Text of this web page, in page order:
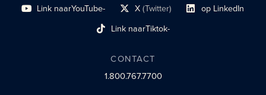
Link naarYouTube-
sociaal profiel X(Twitter)
sociaal profiellink Link naar sociaal
op LinkedIn
Link naarTiktok-
sociaalprofiel
CONTACT
1.800.767.7700